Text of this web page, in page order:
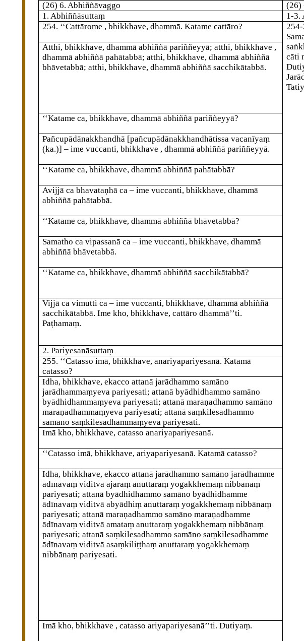
(26) 6. Abhiññāvaggo
(26)
1. Abhiññāsuttaṃ
1-3.
254. ‘‘Cattārome , bhikkhave, dhammā. Katame cattāro?
cāti
Atthi, bhikkhave, dhammā abhiññā pariññeyyā; atthi, bhikkhave ,
dhammā abhiññā pahātabbā; atthi, bhikkhave, dhammā abhiññā
bhāvetabbā; atthi, bhikkhave, dhammā abhiññā sacchikātabbā.
‘‘Katame ca, bhikkhave, dhammā abhiññā pariññeyyā?
Pañcupādānakkhandhā [pañcupādānakkhandhātissa vacanīyaṃ
(ka.)] – ime vuccanti, bhikkhave , dhammā abhiññā pariññeyyā.
‘‘Katame ca, bhikkhave, dhammā abhiññā pahātabbā?
Avijjā ca bhavataṇhā ca – ime vuccanti, bhikkhave, dhammā
abhiññā pahātabbā.
‘‘Katame ca, bhikkhave, dhammā abhiññā bhāvetabbā?
Samatho ca vipassanā ca – ime vuccanti, bhikkhave, dhammā
abhiññā bhāvetabbā.
‘‘Katame ca, bhikkhave, dhammā abhiññā sacchikātabbā?
Vijjā ca vimutti ca – ime vuccanti, bhikkhave, dhammā abhiññā
sacchikātabbā. Ime kho, bhikkhave, cattāro dhammā’’ti.
Paṭhamaṃ.
2. Pariyesanāsuttaṃ
255. ‘‘Catasso imā, bhikkhave, anariyapariyesanā. Katamā
catasso?
Idha, bhikkhave, ekacco attanā jarādhammo samāno
jarādhammaṃyeva pariyesati; attanā byādhidhammo samāno
byādhidhammaṃyeva pariyesati; attanā maraṇadhammo samāno
maraṇadhammaṃyeva pariyesati; attanā saṃkilesadhammo
samāno saṃkilesadhammaṃyeva pariyesati.
Imā kho, bhikkhave, catasso anariyapariyesanā.
‘‘Catasso imā, bhikkhave, ariyapariyesanā. Katamā catasso?
Idha, bhikkhave, ekacco attanā jarādhammo samāno jarādhamme
ādīnavaṃ viditvā ajaraṃ anuttaraṃ yogakkhemaṃ nibbānaṃ
pariyesati; attanā byādhidhammo samāno byādhidhamme
ādīnavaṃ viditvā abyādhiṃ anuttaraṃ yogakkhemaṃ nibbānaṃ
pariyesati; attanā maraṇadhammo samāno maraṇadhamme
ādīnavaṃ viditvā amataṃ anuttaraṃ yogakkhemaṃ nibbānaṃ
pariyesati; attanā saṃkilesadhammo samāno saṃkilesadhamme
ādīnavaṃ viditvā asaṃkiliṭṭhaṃ anuttaraṃ yogakkhemaṃ
nibbānaṃ pariyesati.
Imā kho, bhikkhave , catasso ariyapariyesanā’’ti. Dutiyaṃ.